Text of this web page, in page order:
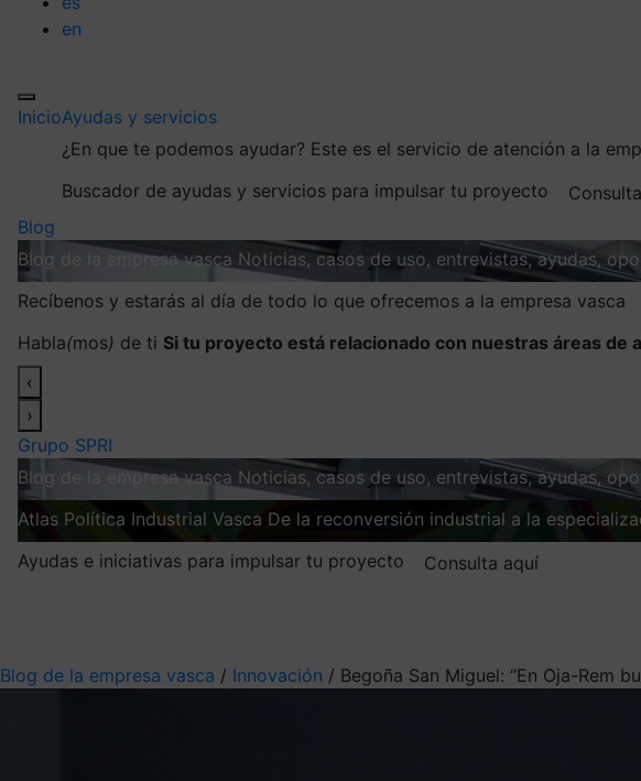
en
InicioAyudas y servicios
¿En que te podemos ayudar? Este es el servicio de atención a la
Buscador de ayudas y servicios para impulsar tu proyecto
Blog
Blog de la empresa vasca Noticias, casos de uso, entrevistas, ayudas,
Recíbenos y estarás al día de todo lo que ofrecemos a la empresa vasca
Habla(mos) de ti Si tu proyecto está relacionado con nuestras áreas de
‹
›
Grupo SPRI
Blog de la empresa vasca Noticias, casos de uso, entrevistas, ayudas,
Atlas Política Industrial Vasca De la reconversión industrial a la
Ayudas e iniciativas para impulsar tu proyecto
Consulta aquí
Blog de la empresa vasca / Innovación / Begoña San Miguel: “En Oja-Rem